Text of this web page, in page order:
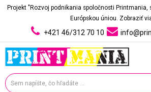
Projekt "Rozvoj podnikania spoločnosti Printmania,
Európskou úniou. Zobraziť
+421 46/312 70 10